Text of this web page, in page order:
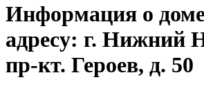
Информация о
адресу: г. Нижний
пр-кт. Героев, д. 50